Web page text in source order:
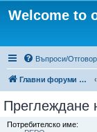
Welcome to
Въпроси/
Главни форуми на FreeUniBG.eu
Преглеждане
Потребителско име: